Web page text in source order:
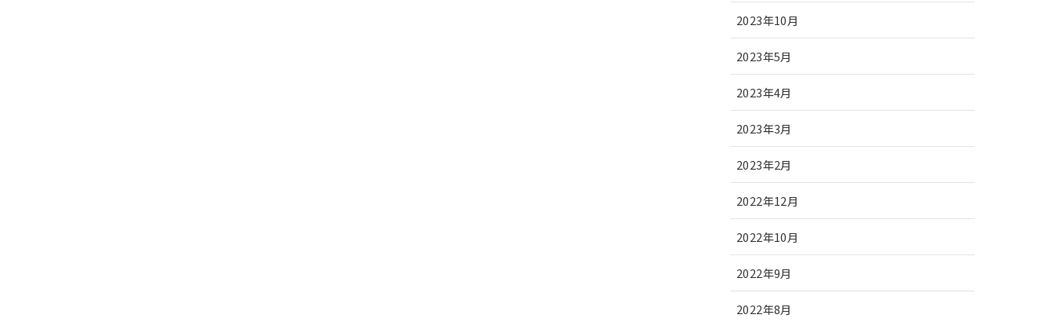
2023年10月
2023年5月
2023年4月
2023年3月
2023年2月
2022年12月
2022年10月
2022年9月
2022年8月